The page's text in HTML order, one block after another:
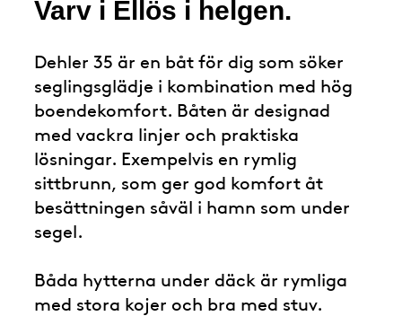
Varv i Ellös i helgen.
Dehler 35 är en båt för dig som söker
seglingsglädje i kombination med hög
boendekomfort. Båten är designad
med vackra linjer och praktiska
lösningar. Exempelvis en rymlig
sittbrunn, som ger god komfort åt
besättningen såväl i hamn som under
segel.
Båda hytterna under däck är rymliga
med stora kojer och bra med stuv.